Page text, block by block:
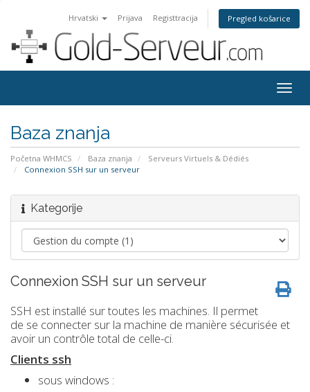
Hrvatski Prijava Registtracija Pregled košarice
Baza znanja
Početna WHMCS Baza znanja
Serveurs Virtuels & Dédiés
Connexion SSH sur un serveur
Kategorije
Connexion SSH sur un serveur
SSH est installé sur toutes les machines. Il permet
de se connecter sur la machine de manière sécurisée et
avoir un contrôle total de celle-ci.
Clients ssh
sous windows :